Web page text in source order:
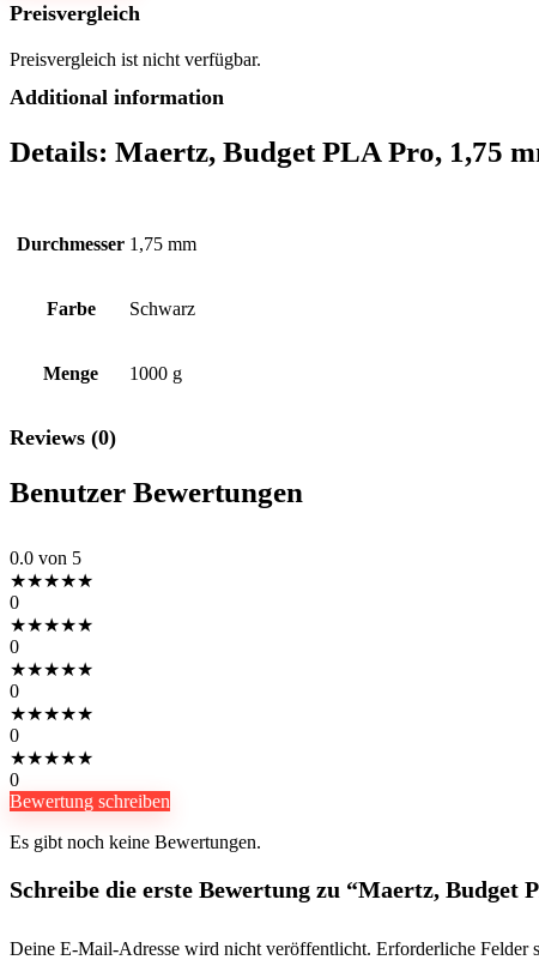
Preisvergleich
Preisvergleich ist nicht verfügbar.
Additional information
Details: Maertz, Budget PLA Pro, 1,75
Durchmesser 1,75 mm
Farbe Schwarz
Menge 1000 g
Reviews (0)
Benutzer Bewertungen
0.0 von 5
★★★★★
0
★★★★★
0
★★★★★
0
★★★★★
0
★★★★★
0
Bewertung schreiben
Es gibt noch keine Bewertungen.
Schreibe die erste Bewertung zu “Maertz, Budget
Deine E-Mail-Adresse wird nicht veröffentlicht. Erforderliche Felder